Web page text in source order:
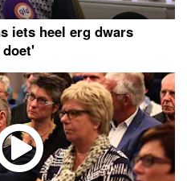
iets heel erg dwars
doet'